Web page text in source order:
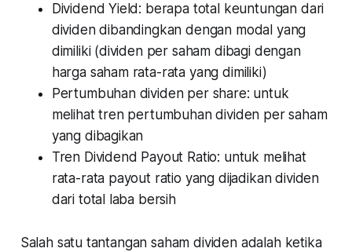
Dividend Yield: berapa total keuntungan dari
dividen dibandingkan dengan modal yang
dimiliki (dividen per saham dibagi dengan
harga saham rata-rata yang dimiliki)
Pertumbuhan dividen per share: untuk
melihat tren pertumbuhan dividen per saham
yang dibagikan
Tren Dividend Payout Ratio: untuk melihat
rata-rata payout ratio yang dijadikan dividen
dari total laba bersih
Salah satu tantangan saham dividen adalah ketika